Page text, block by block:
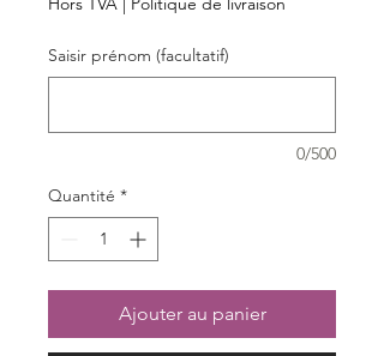
Saisir prénom (facultatif)
0/500
Quantité *
Ajouter au panier